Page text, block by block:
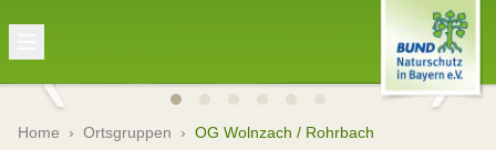
Home › Ortsgruppen › OG Wolnzach / Rohrbach